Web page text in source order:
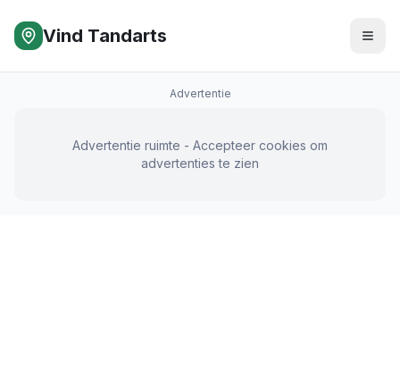
Vind Tandarts
Advertentie
Advertentie ruimte - Accepteer cookies om
advertenties te zien